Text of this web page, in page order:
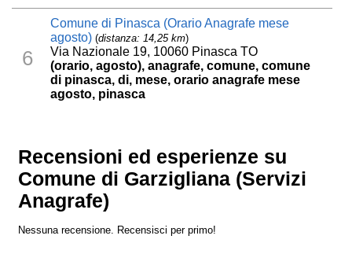
6
Comune di Pinasca (Orario Anagrafe mese
agosto) (distanza: 14,25 km)
Via Nazionale 19, 10060 Pinasca TO
(orario, agosto), anagrafe, comune, comune
di pinasca, di, mese, orario anagrafe mese
agosto, pinasca
Recensioni ed esperienze su
Comune di Garzigliana (Servizi
Anagrafe)
Nessuna recensione. Recensisci per primo!